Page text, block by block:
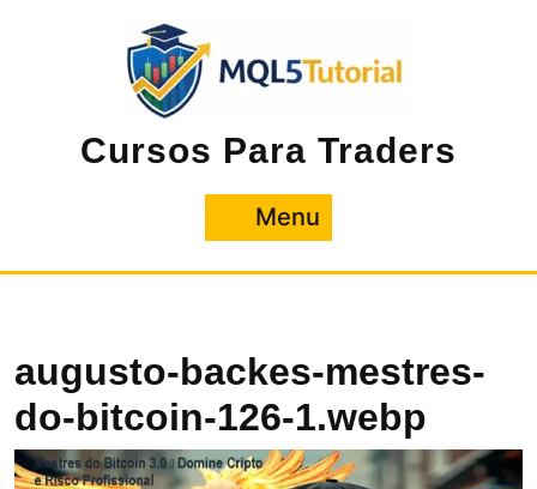
Cursos Para Traders
Menu
augusto-backes-mestres-
do-bitcoin-126-1.webp